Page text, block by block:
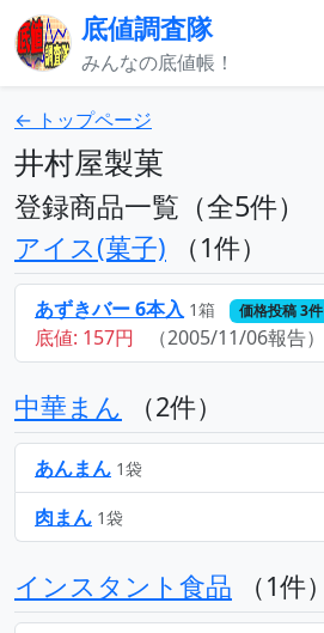
底値調査隊
みんなの底値帳！
← トップページ
井村屋製菓
登録商品一覧（全5件）
アイス(菓子) （1件）
あずきバー 6本入 1箱 価格投稿 3件
底値: 157円 （2005/11/06報告）
中華まん （2件）
あんまん 1袋
肉まん 1袋
インスタント食品 （1件）